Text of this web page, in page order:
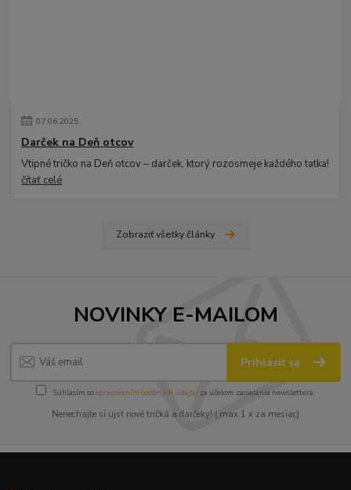
07.06.2025
Darček na Deň otcov
Vtipné tričko na Deň otcov – darček, ktorý rozosmeje každého tatka!
čítať celé
Zobraziť všetky články
NOVINKY E-MAILOM
Prihlásiť sa
Súhlasím sospracovaním osobných údajov za účelom zasielania newslettera.
Nenechajte si ujsť nové tričká a darčeky! ( max.1 x za mesiac)